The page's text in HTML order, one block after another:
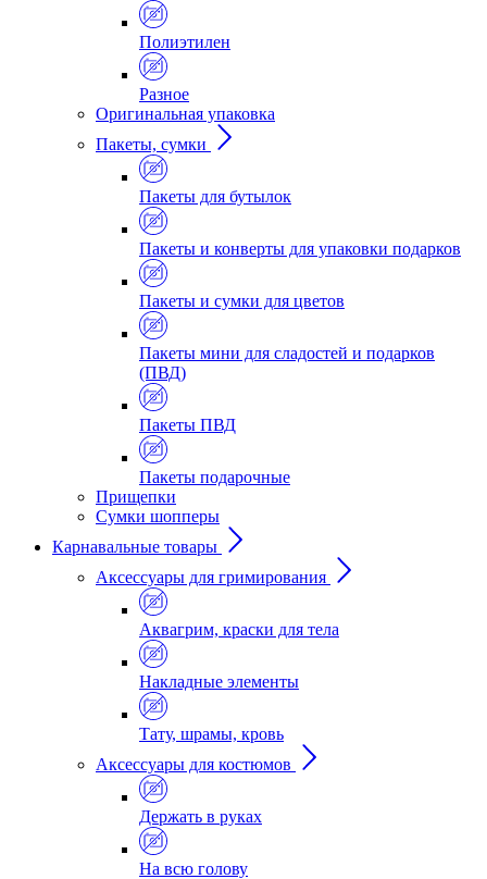
Полиэтилен
Разное
Оригинальная упаковка
Пакеты, сумки
Пакеты для бутылок
Пакеты и конверты для упаковки подарков
Пакеты и сумки для цветов
Пакеты мини для сладостей и подарков
(ПВД)
Пакеты ПВД
Пакеты подарочные
Прищепки
Сумки шопперы
Карнавальные товары
Аксессуары для гримирования
Аквагрим, краски для тела
Накладные элементы
Тату, шрамы, кровь
Аксессуары для костюмов
Держать в руках
На всю голову